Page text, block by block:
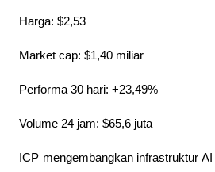
Harga: $2,53
Market cap: $1,40 miliar
Performa 30 hari: +23,49%
Volume 24 jam: $65,6 juta
ICP mengembangkan infrastruktur